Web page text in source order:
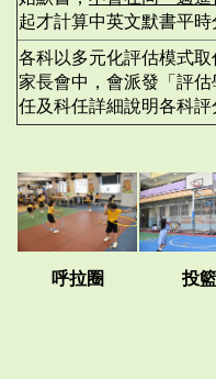
起才計算中英文默書平時
各科以多元化評估模式
家長會中，會派發「評
任及科任詳細說明各科評
呼拉圈 投籃